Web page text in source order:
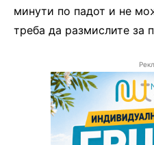
минути по падот и не
треба да размислите за